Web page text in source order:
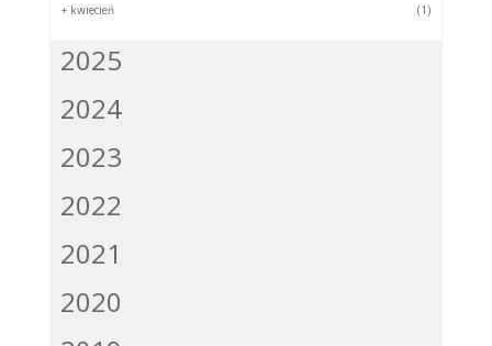
+ kwiecień (1)
2025
2024
2023
2022
2021
2020